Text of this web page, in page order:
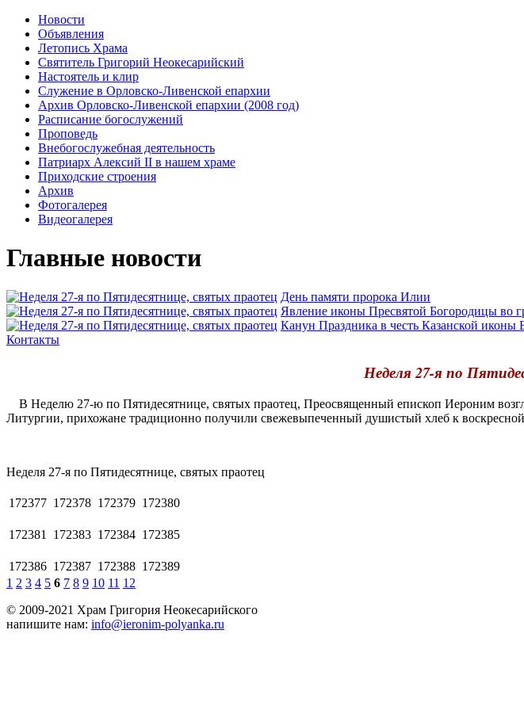
Новости
Объявления
Летопись Храма
Святитель Григорий Неокесарийский
Настоятель и клир
Служение в Орловско-Ливенской епархии
Архив Орловско-Ливенской епархии (2008 год)
Расписание богослужений
Проповедь
Внебогослужебная деятельность
Патриарх Алексий II в нашем храме
Приходские строения
Архив
Фотогалерея
Видеогалерея
Главные новости
День памяти пророка Илии
Явлeние иконы Пресвятой Богородицы во
Канун Праздника в честь Казанской иконы
Контакты
Неделя 27-я по
В Неделю 27-ю по Пятидесятнице, святых праотец, Преосвященный епископ Иероним
Литургии, прихожане традиционно получили свежевыпеченный душистый хлеб к воскресной
Неделя 27-я по Пятидесятнице, святых праотец
172377 172378 172379 172380
172381 172383 172384 172385
172386 172387 172388 172389
1 2 3 4 5 6 7 8 9 10 11 12
© 2009-2021 Храм Григория Неокесарийского
напишите нам: info@ieronim-polyanka.ru